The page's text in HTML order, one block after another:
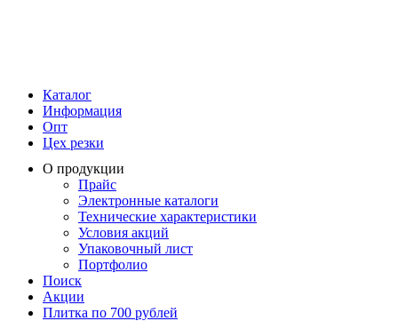
Каталог
Информация
Опт
Цех резки
О продукции
Прайс
Электронные каталоги
Технические характеристики
Условия акций
Упаковочный лист
Портфолио
Поиск
Акции
Плитка по 700 рублей